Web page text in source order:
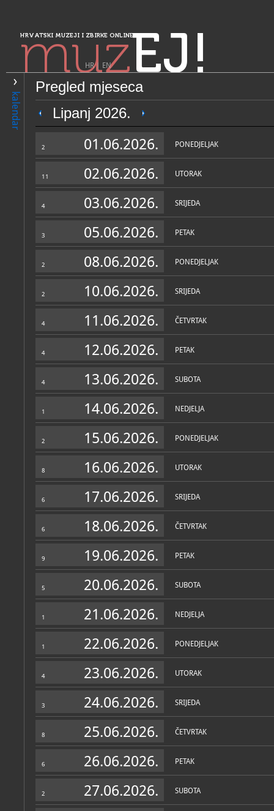
HRVATSKI MUZEJI I ZBIRKE ONLINE
muzEJ!
HR| EN
kalendar
Pregled mjeseca
Lipanj 2026.
2 01.06.2026. PONEDJELJAK
11 02.06.2026. UTORAK
4 03.06.2026. SRIJEDA
3 05.06.2026. PETAK
2 08.06.2026. PONEDJELJAK
2 10.06.2026. SRIJEDA
4 11.06.2026. ČETVRTAK
4 12.06.2026. PETAK
4 13.06.2026. SUBOTA
1 14.06.2026. NEDJELJA
2 15.06.2026. PONEDJELJAK
8 16.06.2026. UTORAK
6 17.06.2026. SRIJEDA
6 18.06.2026. ČETVRTAK
9 19.06.2026. PETAK
5 20.06.2026. SUBOTA
1 21.06.2026. NEDJELJA
1 22.06.2026. PONEDJELJAK
4 23.06.2026. UTORAK
3 24.06.2026. SRIJEDA
8 25.06.2026. ČETVRTAK
6 26.06.2026. PETAK
2 27.06.2026. SUBOTA
PRETRAŽIVANJE
Sjeverozapadna Hrvatska
Muzeji Hrvatskog zagorja -
selo" Kumrovec
OPĆI PODACI
Zbirke